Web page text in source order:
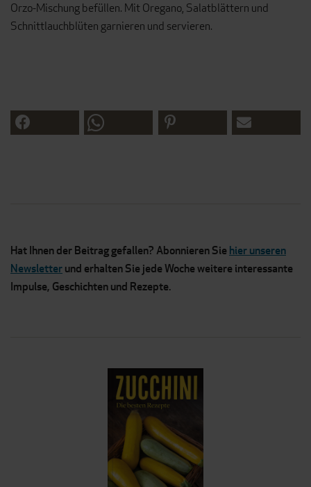
Orzo-Mischung befüllen. Mit Oregano, Salatblättern und
Schnittlauchblüten garnieren und servieren.
Hat Ihnen der Beitrag gefallen? Abonnieren Siehier unseren
Newsletterund erhalten Sie jede Woche weitere interessante
Impulse, Geschichten und Rezepte.